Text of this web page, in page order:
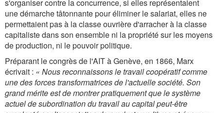
s'organiser contre la concurrence, si elles représentaient
une démarche tâtonnante pour éliminer le salariat, elles ne
permettaient pas à la classe ouvrière d'arracher à la classe
capitaliste dans son ensemble ni la propriété sur les moyens
de production, ni le pouvoir politique.
Préparant le congrès de l'AIT à Genève, en 1866, Marx
écrivait : « Nous reconnaissons le travail coopératif comme
une des forces transformatrices de l'actuelle société. Son
grand mérite est de montrer pratiquement que le système
actuel de subordination du travail au capital peut-être